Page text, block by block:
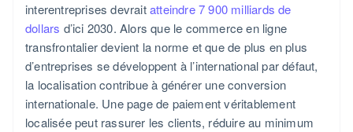
interentreprises devraitatteindre 7 900 milliards de
dollars d’ici 2030. Alors que le commerce en ligne
transfrontalier devient la norme et que de plus en plus
d’entreprises se développent à l’international par défaut,
la localisation contribue à générer une conversion
internationale. Une page de paiement véritablement
localisée peut rassurer les clients, réduire au minimum